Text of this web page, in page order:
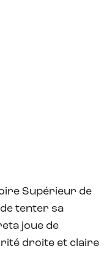
Supérieur de
tenter sa
joue de
droite et claire